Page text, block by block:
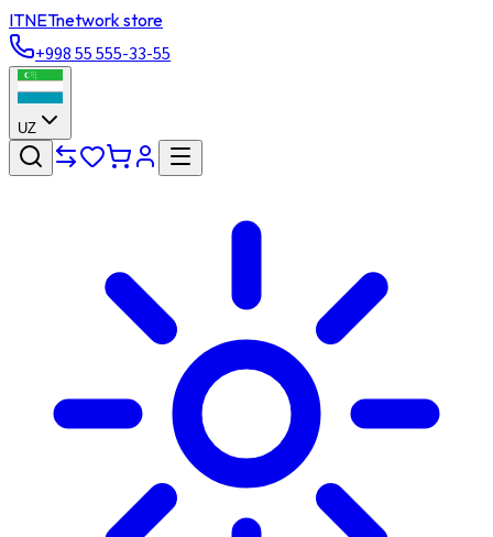
ITNETnetwork store
+998 55 555-33-55
UZ